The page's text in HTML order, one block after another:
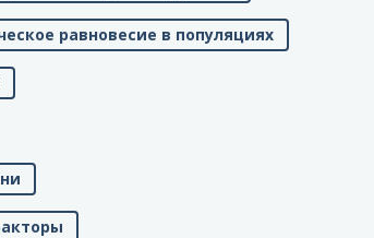
равновесие в популяциях